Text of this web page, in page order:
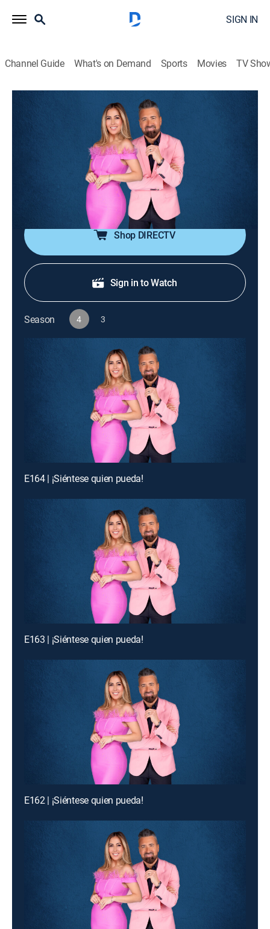
SIGN IN
Channel Guide What's on Demand Sports Movies TV
¡Siéntese quien pueda!
S4 E122 | ¡Siéntese quien pueda!
Entertainment, Variety, Competition reality
Una serie de panelistas destacados del mundo de la
prensa de espectáculos participan en un reality entre
ellos mientras se desarrolla el programa.
Shop DIRECTV
Sign in to Watch
Season 4 3
E164 | ¡Siéntese quien pueda!
E163 | ¡Siéntese quien pueda!
E162 | ¡Siéntese quien pueda!